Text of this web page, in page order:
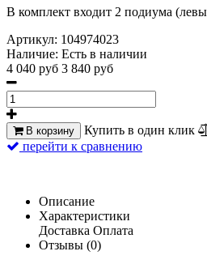
В комплект входит 2 подиума
Артикул: 104974023
Наличие: Есть в наличии
4 040 руб 3 840 руб
В корзину Купить в один клик
перейти к сравнению
Описание
Характеристики
Доставка Оплата
Отзывы (0)